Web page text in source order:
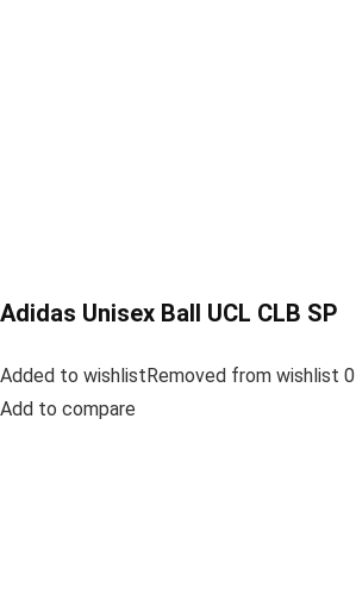
Adidas Unisex Ball UCL CLB SP
Added to wishlistRemoved from wishlist 0
Add to compare